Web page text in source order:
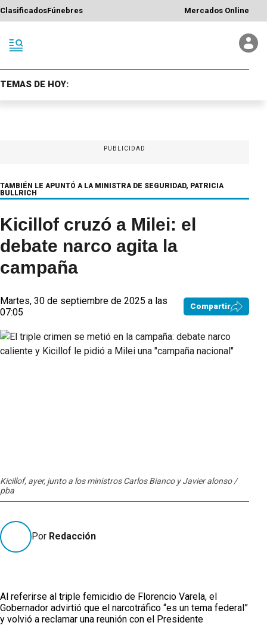
ClasificadosFúnebres Mercados Online
TEMAS DE HOY:
PUBLICIDAD
TAMBIÉN LE APUNTÓ A LA MINISTRA DE SEGURIDAD, PATRICIA
BULLRICH
Kicillof cruzó a Milei: el
debate narco agita la
campaña
Martes, 30 de septiembre de 2025 a las
07:05
Compartir
Kicillof, ayer, junto a los ministros Carlos Bianco y Javier alonso /
pba
Por Redacción
Al referirse al triple femicidio de Florencio Varela, el
Gobernador advirtió que el narcotráfico “es un tema federal”
y volvió a reclamar una reunión con el Presidente